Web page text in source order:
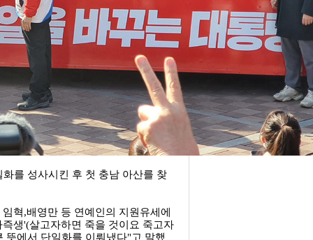
를 성사시킨 후 첫 충남 아산를 찾
혁,배영만 등 연예인의 지원유세에
생'(살고자하면 죽을 것이요 죽고자
뜻에서 단일화를 이뤄냈다"고 말했